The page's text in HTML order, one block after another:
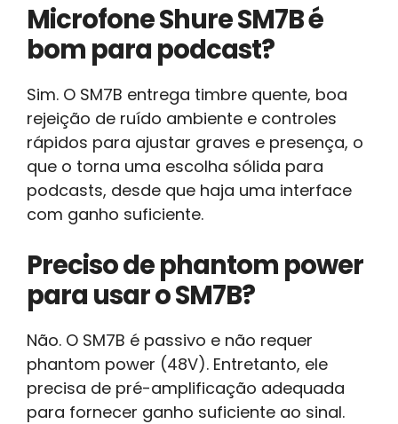
Microfone Shure SM7B é
bom para podcast?
Sim. O SM7B entrega timbre quente, boa
rejeição de ruído ambiente e controles
rápidos para ajustar graves e presença, o
que o torna uma escolha sólida para
podcasts, desde que haja uma interface
com ganho suficiente.
Preciso de phantom power
para usar o SM7B?
Não. O SM7B é passivo e não requer
phantom power (48V). Entretanto, ele
precisa de pré-amplificação adequada
para fornecer ganho suficiente ao sinal.